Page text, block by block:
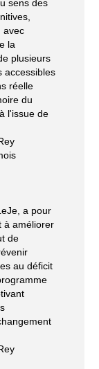
sens des
avec
la
plusieurs
accessibles
réelle
du
l'issue de
a pour
à améliorer
de
au déficit